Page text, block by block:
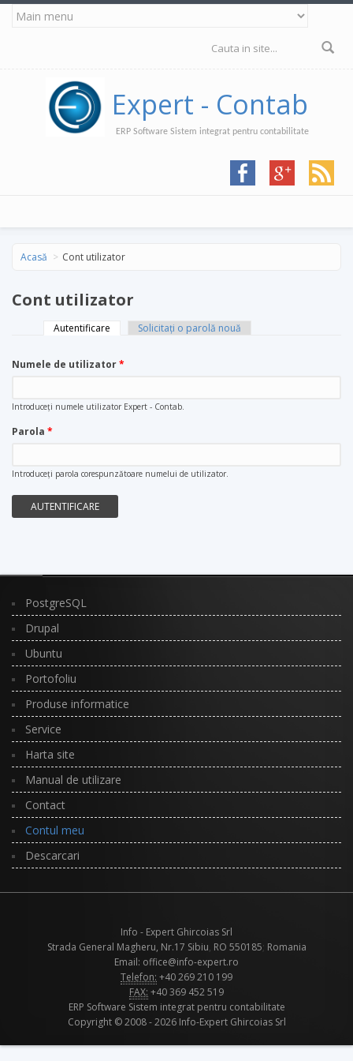
Mergi la conţinutul principal
Formular de
Expert - Contab
ERP Software Sistem integrat pentru contabilitate
Acasă Cont utilizator
Cont utilizator
Taburi primare
Autentificare (tab activ)Solicitaţi o parolă nouă
Numele de utilizator*
Introduceţi numele utilizator Expert - Contab.
Parola *
Introduceţi parola corespunzătoare numelui de utilizator.
PostgreSQL
Drupal
Ubuntu
Portofoliu
Produse informatice
Service
Harta site
Manual de utilizare
Contact
Contul meu
Descarcari
Info - Expert Ghircoias Srl
Strada General Magheru, Nr.17 Sibiu, RO 550185; Romania
Email: office@info-expert.ro
Telefon: +40 269 210 199
FAX: +40 369 452 519
ERP Software Sistem integrat pentru contabilitate
Copyright © 2008 - 2026 Info-Expert Ghircoias Srl